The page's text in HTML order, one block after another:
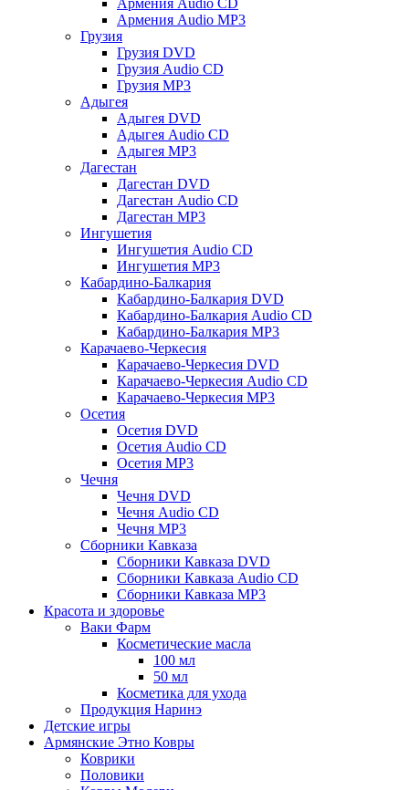
Армения Audio CD
Армения Audio MP3
Грузия
Грузия DVD
Грузия Audio CD
Грузия MP3
Адыгея
Адыгея DVD
Адыгея Audio CD
Адыгея MP3
Дагестан
Дагестан DVD
Дагестан Audio CD
Дагестан MP3
Ингушетия
Ингушетия Audio CD
Ингушетия MP3
Кабардино-Балкария
Кабардино-Балкария DVD
Кабардино-Балкария Audio CD
Кабардино-Балкария MP3
Карачаево-Черкесия
Карачаево-Черкесия DVD
Карачаево-Черкесия Audio CD
Карачаево-Черкесия MP3
Осетия
Осетия DVD
Осетия Audio CD
Осетия MP3
Чечня
Чечня DVD
Чечня Audio CD
Чечня MP3
Сборники Кавказа
Сборники Кавказа DVD
Сборники Кавказа Audio CD
Сборники Кавказа MP3
Красота и здоровье
Ваки Фарм
Косметические масла
100 мл
50 мл
Косметика для ухода
Продукция Наринэ
Детские игры
Армянские Этно Ковры
Коврики
Половики